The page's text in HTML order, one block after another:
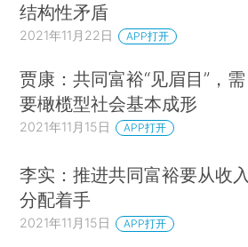
结构性矛盾
2021年11月22日 APP打开
贾康：共同富裕“见眉目”，需
要橄榄型社会基本成形
2021年11月15日 APP打开
李实：推进共同富裕要从收入
分配着手
2021年11月15日 APP打开